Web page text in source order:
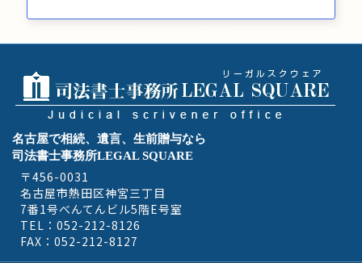
名古屋で相続、遺言、生前贈与なら
司法書士事務所LEGAL SQUARE
〒456-0031
名古屋市熱田区神宮三丁目
7番1号べんてんビル5階E号室
TEL：052-212-8126
FAX：052-212-8127